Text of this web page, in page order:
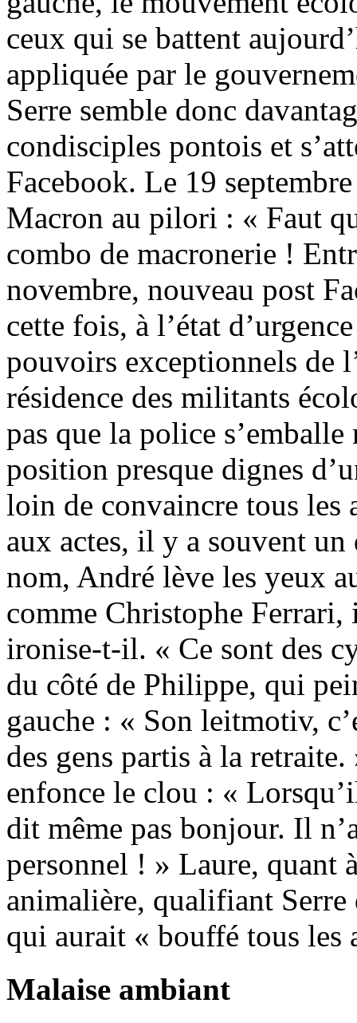
ceux qui se battent
appliquée par le
Serre semble donc
condisciples pontois et
Facebook. Le 19
Macron au pilori : « Faut
combo de macronerie !
novembre, nouveau post
cette fois, à l’état
pouvoirs exceptionnels de
résidence des militants
pas que la police
position presque dignes
loin de convaincre tous les
aux actes, il y a souvent un
nom, André lève les yeux
comme Christophe
ironise-t-il. « Ce sont des
du côté de Philippe, qui
gauche : « Son leitmotiv,
des gens partis à la
enfonce le clou : «
dit même pas bonjour. Il
personnel ! » Laure, quant
animalière, qualifiant Serre
qui aurait « bouffé tous
Malaise ambiant